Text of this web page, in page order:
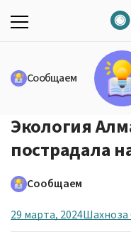
Сообщаем
Экология
пострадала
Сообщаем
29 марта, 2024Шахноза